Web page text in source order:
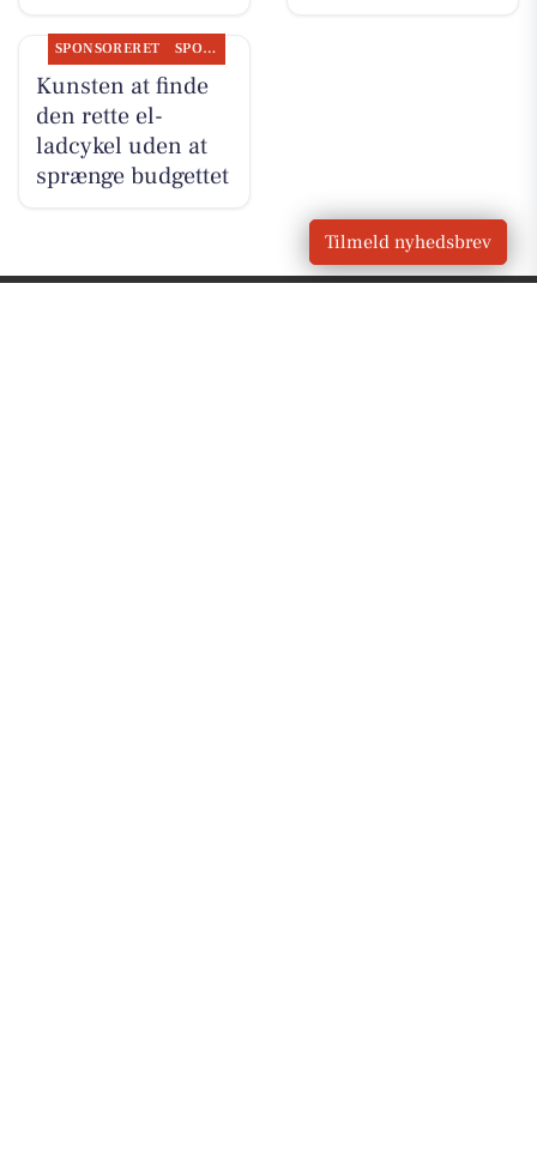
SPONSORERET SPONSORERET INDHOLD
Kunsten at finde
den rette el-
ladcykel uden at
sprænge budgettet
Tilmeld nyhedsbrev